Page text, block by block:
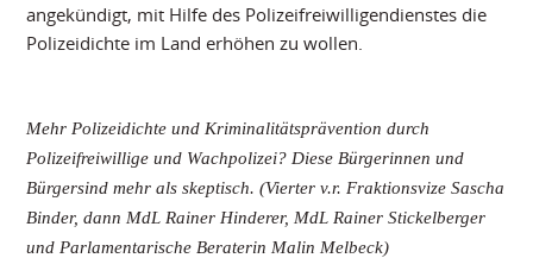
angekündigt, mit Hilfe des Polizeifreiwilligendienstes die
Polizeidichte im Land erhöhen zu wollen.
Mehr Polizeidichte und Kriminalitätsprävention durch
Polizeifreiwillige und Wachpolizei? Diese Bürgerinnen und
Bürgersind mehr als skeptisch. (Vierter v.r. Fraktionsvize Sascha
Binder, dann MdL Rainer Hinderer, MdL Rainer Stickelberger
und Parlamentarische Beraterin Malin Melbeck)